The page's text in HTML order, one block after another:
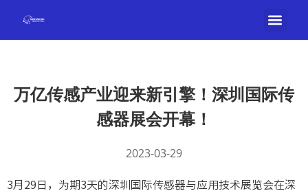
万亿传感产业迎来新引擎！深圳国际传
感器展会开幕！
2023-03-29
3月29日，为期3天的深圳国际传感器与应用技术展览会在深